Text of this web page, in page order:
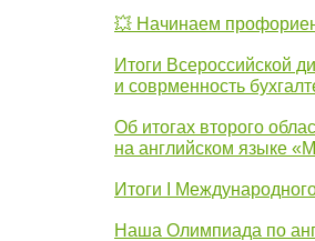
💥 Начинаем
Итоги Всероссийской
и соврменность
Об итогах второго
на английском языке
Итоги I
Наша Олимпиада по